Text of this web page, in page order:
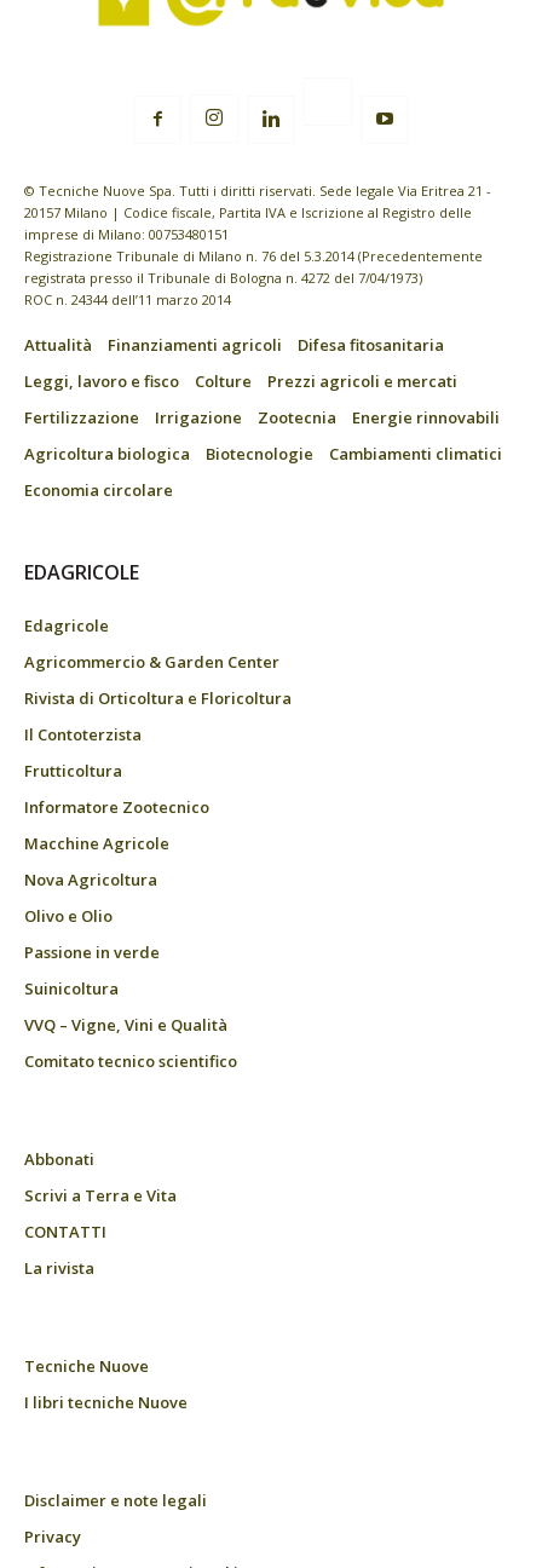
© Tecniche Nuove Spa. Tutti i diritti riservati. Sede legale Via Eritrea 21 -
20157 Milano | Codice fiscale, Partita IVA e Iscrizione al Registro delle
imprese di Milano: 00753480151
Registrazione Tribunale di Milano n. 76 del 5.3.2014 (Precedentemente
registrata presso il Tribunale di Bologna n. 4272 del 7/04/1973)
ROC n. 24344 dell’11 marzo 2014
Attualità Finanziamenti agricoli
Difesa fitosanitaria
Leggi, lavoro e fisco
Colture
Prezzi agricoli e mercati
Fertilizzazione
Irrigazione Zootecnia
Energie rinnovabili
Agricoltura biologica
Biotecnologie
Cambiamenti climatici
Economia circolare
EDAGRICOLE
Edagricole
Agricommercio & Garden Center
Rivista di Orticoltura e Floricoltura
Il Contoterzista
Frutticoltura
Informatore Zootecnico
Macchine Agricole
Nova Agricoltura
Olivo e Olio
Passione in verde
Suinicoltura
VVQ – Vigne, Vini e Qualità
Comitato tecnico scientifico
Abbonati
Scrivi a Terra e Vita
CONTATTI
La rivista
Tecniche Nuove
I libri tecniche Nuove
Disclaimer e note legali
Privacy